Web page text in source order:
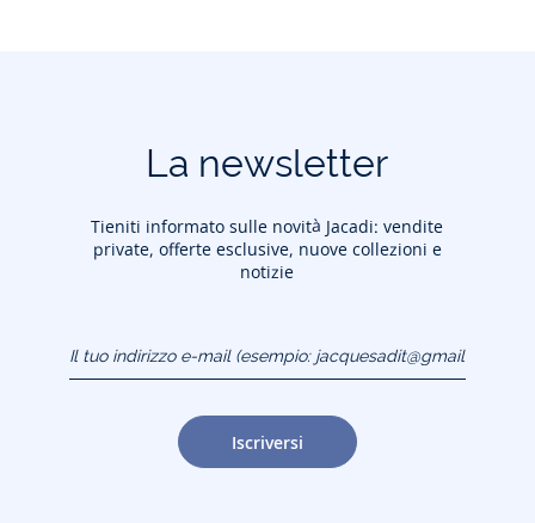
La newsletter
Tieniti informato sulle novità Jacadi: vendite
private, offerte esclusive, nuove collezioni e
notizie
(esempio:
jacquesadit@gmail.com)
Iscriversi